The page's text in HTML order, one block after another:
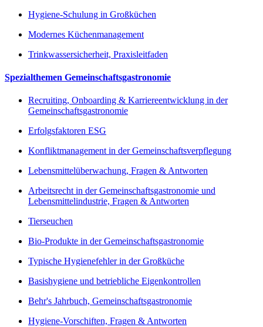
Hygiene-Schulung in Großküchen
Modernes Küchenmanagement
Trinkwassersicherheit, Praxisleitfaden
Spezialthemen Gemeinschaftsgastronomie
Recruiting, Onboarding & Karriereentwicklung in der
Gemeinschaftsgastronomie
Erfolgsfaktoren ESG
Konfliktmanagement in der Gemeinschaftsverpflegung
Lebensmittelüberwachung, Fragen & Antworten
Arbeitsrecht in der Gemeinschaftsgastronomie und
Lebensmittelindustrie, Fragen & Antworten
Tierseuchen
Bio-Produkte in der Gemeinschaftsgastronomie
Typische Hygienefehler in der Großküche
Basishygiene und betriebliche Eigenkontrollen
Behr's Jahrbuch, Gemeinschaftsgastronomie
Hygiene-Vorschiften, Fragen & Antworten